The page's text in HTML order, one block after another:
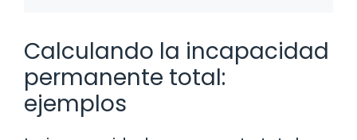
Calculando la incapacidad
permanente total:
ejemplos